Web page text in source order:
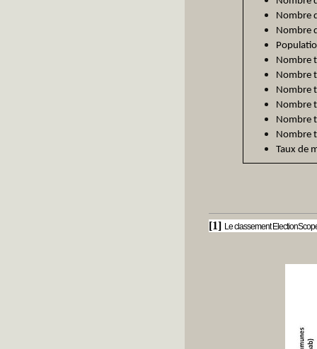
Nombre
Nombre
Nombre
Nombre
Nombre
Nombre
Nombre
Nombre
Taux de
[1] Le classement